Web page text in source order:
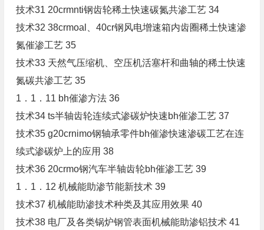
技术31 20crmnti钢齿轮稀土快速碳氮共渗工艺 34
技术32 38crmoal、40cr钢风电增速箱内齿圈稀土快速渗
氮催渗工艺 35
技术33 天然气压缩机、空压机活塞杆和曲轴的稀土快速
氮碳共渗工艺 35
1．1．11 bh催渗方法 36
技术34 ts半轴齿轮连续式渗碳炉快速bh催渗工艺 37
技术35 g20crnimo钢轴承零件bh催渗快速渗碳工艺在连
续式渗碳炉上的应用 38
技术36 20crmo钢汽车半轴齿轮bh催渗工艺 39
1．1．12 机械能助渗节能新技术 39
技术37 机械能助渗技术种类及其应用效果 40
技术38 电厂及各类锅炉钢管表面机械能助渗铝技术 41